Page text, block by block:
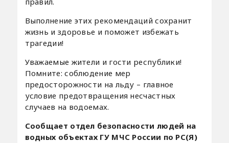
Выполнение этих рекомендаций сохранит
жизнь и здоровье и поможет избежать
трагедии!
Уважаемые жители и гости республики!
Помните: соблюдение мер
предосторожности на льду – главное
условие предотвращения несчастных
случаев на водоемах.
Сообщает отдел безопасности людей на
водных объектах ГУ МЧС России по РС(Я)